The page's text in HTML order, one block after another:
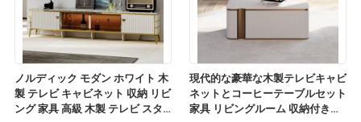
ノルディック モダン ホワイト 木
製 テレビ キャビネット 収納 リビ
ング 家具 高級 木製 テレビ スタ
現代的な豪華な木製テレビキャビ
ネットとコーヒーテーブルセット
家具 リビングルーム 収納付きの